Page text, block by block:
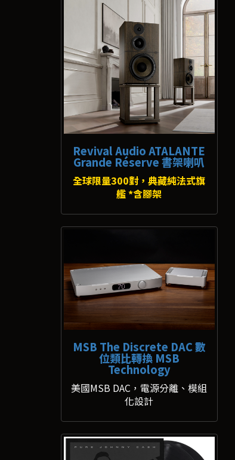
Revival Audio ATALANTE
Grande Réserve 書架喇叭
全球限量300對，典藏純法式旗
艦 *含腳架
MSB The Discrete DAC 數
位類比轉換 MSB
Technology
美國MSB DAC，電源分離、模組
化設計